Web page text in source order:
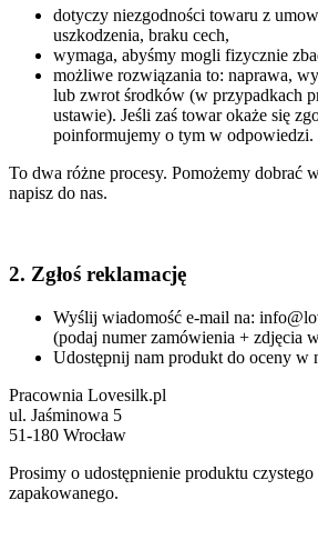
dotyczy niezgodności towaru z
uszkodzenia, braku cech,
wymaga, abyśmy mogli fizycznie
możliwe rozwiązania to: naprawa,
lub zwrot środków (w przypadkach
ustawie). Jeśli zaś towar okaże się
poinformujemy o tym w odpowiedzi.
To dwa różne procesy. Pomożemy dobrać
napisz do nas.
2. Zgłoś reklamację
Wyślij wiadomość e-mail na:
(podaj numer zamówienia + zdjęcia
Udostępnij nam produkt do oceny w
Pracownia Lovesilk.pl
ul. Jaśminowa 5
51-180 Wrocław
Prosimy o udostępnienie produktu
zapakowanego.